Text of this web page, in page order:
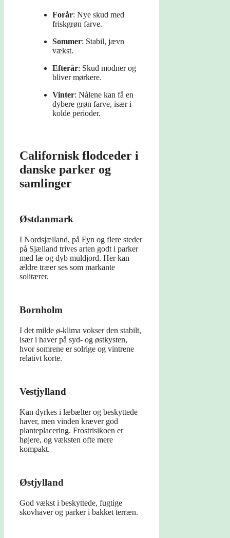
Forår: Nye skud med
friskgrøn farve.
Sommer: Stabil, jævn
vækst.
Efterår: Skud modner og
bliver mørkere.
Vinter: Nålene kan få en
dybere grøn farve, især i
kolde perioder.
Californisk flodceder i
danske parker og
samlinger
Østdanmark
I Nordsjælland, på Fyn og flere steder
på Sjælland trives arten godt i parker
med læ og dyb muldjord. Her kan
ældre træer ses som markante
solitærer.
Bornholm
I det milde ø-klima vokser den stabilt,
især i haver på syd- og østkysten,
hvor somrene er solrige og vintrene
relativt korte.
Vestjylland
Kan dyrkes i læbælter og beskyttede
haver, men vinden kræver god
planteplacering. Frostrisikoen er
højere, og væksten ofte mere
kompakt.
Østjylland
God vækst i beskyttede, fugtige
skovhaver og parker i bakket terræn.